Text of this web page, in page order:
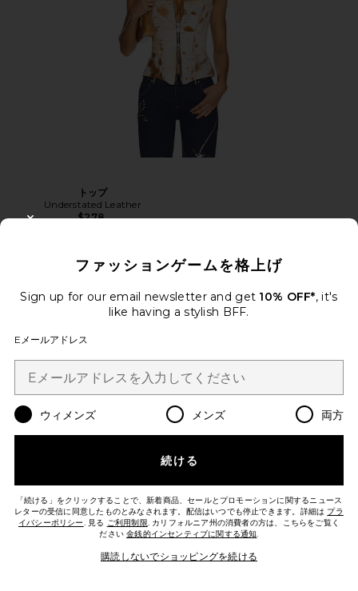
トップ
Understated Leather
$278
MILLIE トップ
$128
ファッションゲームを格上げ
Sign up for our email newsletter and get 10% OFF*, it's
like having a stylish BFF.
Eメールアドレス
ウィメンズ メンズ 両方
続ける
「続ける」をクリックすることで、新着商品、セールとプロモーションに関するニュース
レターの受信に同意したものとみなされます。配信はいつでも停止できます。詳細は プラ
イバシーポリシー. 見る ご利用制限. カリフォルニア州の消費者の方は、こちらをご覧く
ださい金銭的インセンティブに関する通知.
購読しないでショッピングを続ける